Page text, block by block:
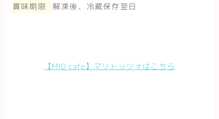
賞味期限
解凍後、冷蔵保存翌日
【MID cafe】マリトッツォはこちら